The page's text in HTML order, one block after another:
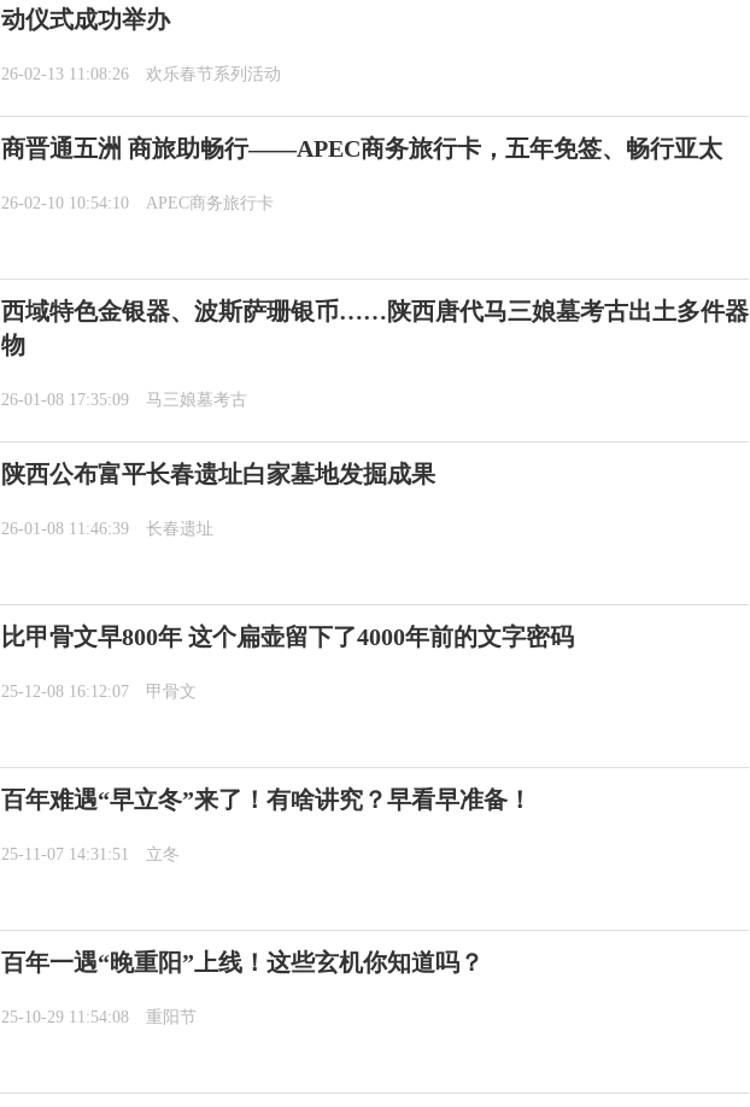
动仪式成功举办
26-02-13 11:08:26 欢乐春节系列活动
商晋通五洲 商旅助畅行——APEC商务旅行卡，五年免签、畅行亚太
26-02-10 10:54:10 APEC商务旅行卡
西域特色金银器、波斯萨珊银币……陕西唐代马三娘墓考古出土多件器
物
26-01-08 17:35:09 马三娘墓考古
陕西公布富平长春遗址白家墓地发掘成果
26-01-08 11:46:39 长春遗址
比甲骨文早800年 这个扁壶留下了4000年前的文字密码
25-12-08 16:12:07 甲骨文
百年难遇“早立冬”来了！有啥讲究？早看早准备！
25-11-07 14:31:51 立冬
百年一遇“晚重阳”上线！这些玄机你知道吗？
25-10-29 11:54:08 重阳节